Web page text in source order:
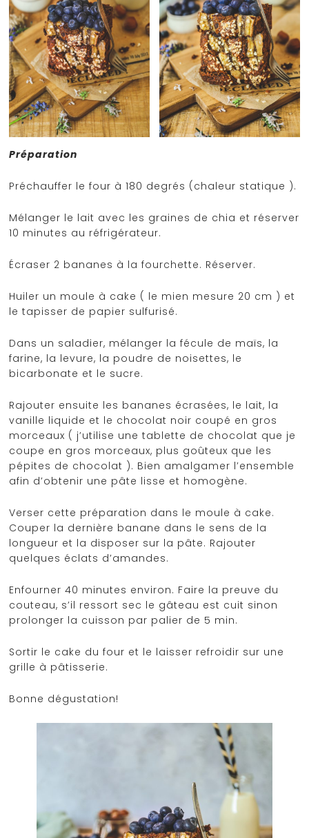
Préparation
Préchauffer le four à 180 degrés (chaleur statique ).
Mélanger le lait avec les graines de chia et réserver
10 minutes au réfrigérateur.
Écraser 2 bananes à la fourchette. Réserver.
Huiler un moule à cake ( le mien mesure 20 cm ) et
le tapisser de papier sulfurisé.
Dans un saladier, mélanger la fécule de maïs, la
farine, la levure, la poudre de noisettes, le
bicarbonate et le sucre.
Rajouter ensuite les bananes écrasées, le lait, la
vanille liquide et le chocolat noir coupé en gros
morceaux ( j’utilise une tablette de chocolat que je
coupe en gros morceaux, plus goûteux que les
pépites de chocolat ). Bien amalgamer l’ensemble
afin d’obtenir une pâte lisse et homogène.
Verser cette préparation dans le moule à cake.
Couper la dernière banane dans le sens de la
longueur et la disposer sur la pâte. Rajouter
quelques éclats d’amandes.
Enfourner 40 minutes environ. Faire la preuve du
couteau, s’il ressort sec le gâteau est cuit sinon
prolonger la cuisson par palier de 5 min.
Sortir le cake du four et le laisser refroidir sur une
grille à pâtisserie.
Bonne dégustation!